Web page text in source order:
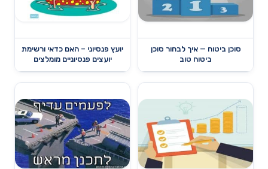
סוכן ביטוח — איך לבחור סוכן
ביטוח טוב
יועץ פנסיוני – האם כדאי ורשימת
יועצים פנסיוניים מומלצים